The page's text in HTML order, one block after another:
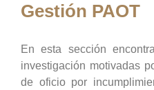
Gestión PAOT
En esta sección
investigación motivadas
de oficio por